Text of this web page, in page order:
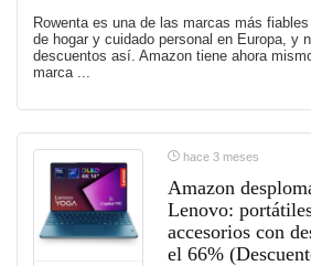
Rowenta es una de las marcas más
de hogar y cuidado personal en Europa, y
descuentos así. Amazon tiene ahora
marca ...
hace 3 meses
Amazon
Lenovo:
accesorios con
el 66%